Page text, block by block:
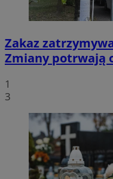
Zakaz
Zmiany potrwają
1
3